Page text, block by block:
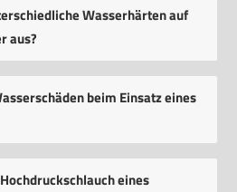
Wasserhärten auf
aus?
beim Einsatz eines
eines